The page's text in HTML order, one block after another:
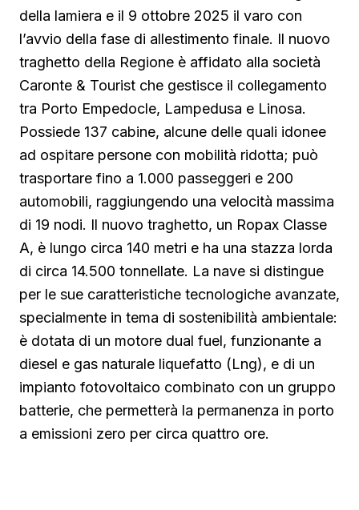
della lamiera e il 9 ottobre 2025 il varo con
l’avvio della fase di allestimento finale. Il nuovo
traghetto della Regione è affidato alla società
Caronte & Tourist che gestisce il collegamento
tra Porto Empedocle, Lampedusa e Linosa.
Possiede 137 cabine, alcune delle quali idonee
ad ospitare persone con mobilità ridotta; può
trasportare fino a 1.000 passeggeri e 200
automobili, raggiungendo una velocità massima
di 19 nodi. Il nuovo traghetto, un Ropax Classe
A, è lungo circa 140 metri e ha una stazza lorda
di circa 14.500 tonnellate. La nave si distingue
per le sue caratteristiche tecnologiche avanzate,
specialmente in tema di sostenibilità ambientale:
è dotata di un motore dual fuel, funzionante a
diesel e gas naturale liquefatto (Lng), e di un
impianto fotovoltaico combinato con un gruppo
batterie, che permetterà la permanenza in porto
a emissioni zero per circa quattro ore.